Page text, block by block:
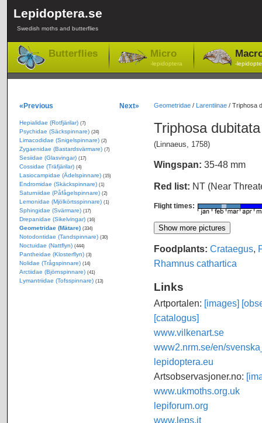
Lepidoptera.se
Swedish moths and butterflies
Butterflies Micro
-lepidoptera -
Geometridae/ Larentiinae/ Triphosa
Triphosa
(Linnaeus, 1758)
Wingspan: 35-48 mm
Red list: NT (Near
Flight times:
Foodplants: Crataegus,
Rhamnus cathartica
Links
Artportalen: [images]
[catalogus]
www.vilkenart.se
www2.nrm.se/en/
lepidoptera.eu
Artsobservasjoner.no:
www.ukmoths.org.uk
lepiforum.org
www.leps.it
«Previous Next»
Hepialidae (Rotfjärilar) (7)
Psychidae (Säckspinnare) (24)
Limacodidae (Snigelspinnare) (2)
Zygaenidae (Bastardsvärmare) (7)
Sesiidae (Glasvingar) (17)
Cossidae (Träfjärilar) (4)
Lasiocampidae (Ädelspinnare) (15)
Endromidae (Skäckspinnare) (1)
Saturniidae (Påfågelspinnare) (2)
Lemonidae (Mjölkörtsspinnare) (1)
Sphingidae (Svärmare) (17)
Drepanidae (Sikelvingar) (16)
Geometridae (Mätare) (334)
Notodontidae (Tandspinnare) (30)
Noctuidae (Nattflyn) (444)
Pantheidae (Klosterflyn) (3)
Nolidae (Trågspinnare) (14)
Arctiidae (Björnspinnare) (41)
Lymantriidae (Tofsspinnare) (13)